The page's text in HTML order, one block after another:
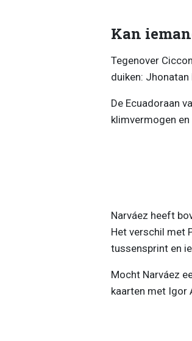
Kan
Tegenover
duiken: Jhonatan
De Ecuadoraan
klimvermogen
Narváez heeft
Het verschil met
tussensprint en
Mocht Narváez
kaarten met Igor